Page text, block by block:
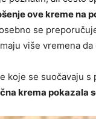
ove kreme na
se
više vremena da
koje se suočavaju
krema pokazala